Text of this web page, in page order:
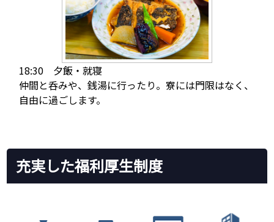
18:30 夕飯・就寝
仲間と呑みや、銭湯に行ったり。寮には門限はなく、
自由に過ごします。
充実した福利厚生制度